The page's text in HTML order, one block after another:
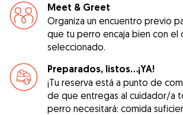
Meet & Greet
Organiza un encuentro previo
que tu perro encaja bien con el
seleccionado.
Preparados, listos...¡YA!
¡Tu reserva está a punto de
de que entregas al cuidador/a
perro necesitará: comida